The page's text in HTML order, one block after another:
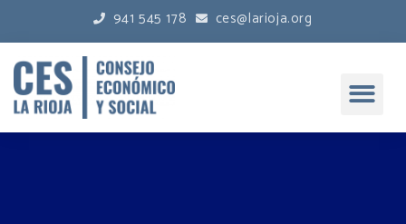
941 545 178 ces@larioja.org